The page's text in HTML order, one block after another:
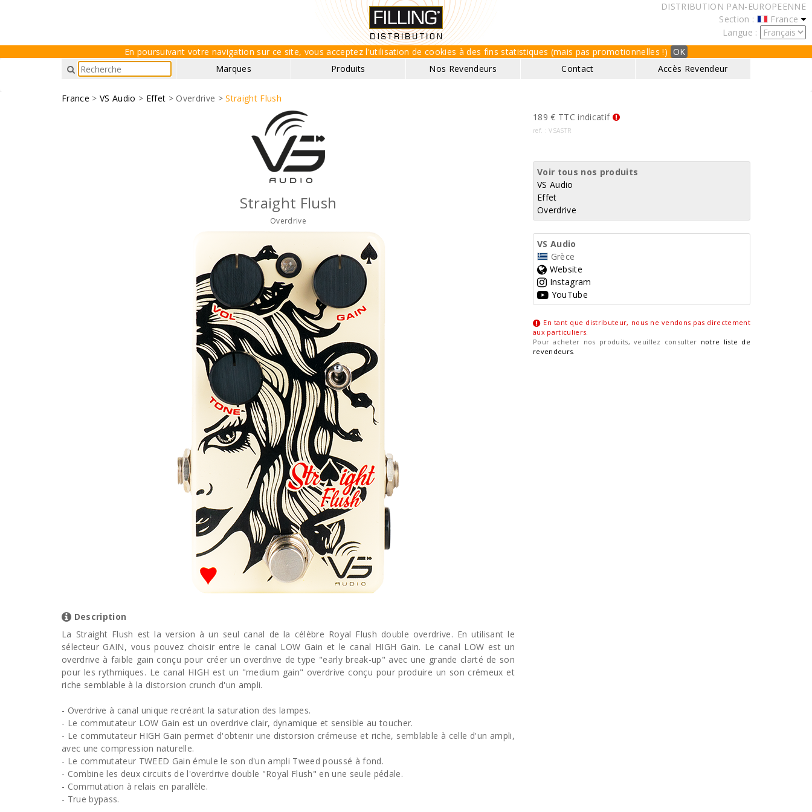
DISTRIBUTION PAN-EUROPEENNE
Section :
France
Langue :
En poursuivant votre navigation sur ce site, vous acceptez l'utilisation de cookies à des fins statistiques (mais pas promotionnelles !) OK
Marques
Produits Nos Revendeurs Contact Accès Revendeur
France > VS Audio > Effet > Overdrive >Straight Flush
Straight Flush
Overdrive
Description
La Straight Flush est la version à un seul canal de la célèbre Royal Flush double overdrive. En utilisant le
sélecteur GAIN, vous pouvez choisir entre le canal LOW Gain et le canal HIGH Gain. Le canal LOW est un
overdrive à faible gain conçu pour créer un overdrive de type "early break-up" avec une grande clarté de son
pour les rythmiques. Le canal HIGH est un "medium gain" overdrive conçu pour produire un son crémeux et
riche semblable à la distorsion crunch d'un ampli.
- Overdrive à canal unique recréant la saturation des lampes.
- Le commutateur LOW Gain est un overdrive clair, dynamique et sensible au toucher.
- Le commutateur HIGH Gain permet d'obtenir une distorsion crémeuse et riche, semblable à celle d'un ampli,
avec une compression naturelle.
- Le commutateur TWEED Gain émule le son d'un ampli Tweed poussé à fond.
- Combine les deux circuits de l'overdrive double "Royal Flush" en une seule pédale.
- Commutation à relais en parallèle.
- True bypass.
189 € TTC indicatif
ref. : VSASTR
Voir tous nos produits
VS Audio
Effet
Overdrive
VS Audio
Grèce
Website
Instagram
YouTube
En tant que distributeur, nous ne vendons pas directement
aux particuliers.
Pour acheter nos produits, veuillez consulter notre liste de
revendeurs.